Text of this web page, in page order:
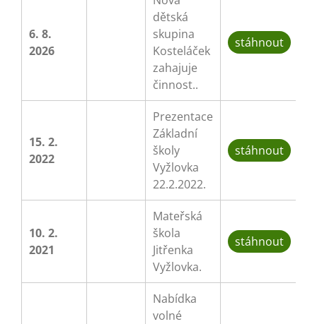
6. 8.
2026
dětská
skupina
Kosteláček
zahajuje
činnost..
stáhnout
15. 2.
2022
Prezentace
Základní
školy
Vyžlovka
22.2.2022.
stáhnout
10. 2.
2021
Mateřská
škola
Jitřenka
Vyžlovka.
stáhnout
Nabídka
volné